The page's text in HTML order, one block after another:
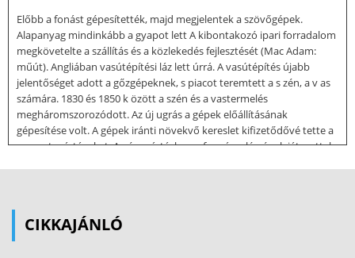
Előbb a fonást gépesítették, majd megjelentek a szövőgépek.
Alapanyag mindinkább a gyapot lett A kibontakozó ipari forradalom
megkövetelte a szállítás és a közlekedés fejlesztését (Mac Adam:
műút). Angliában vasútépítési láz lett úrrá. A vasútépítés újabb
jelentőséget adott a gőzgépeknek, s piacot teremtett a s zén, a v as
számára. 1830 és 1850 k özött a szén és a vastermelés
megháromszorozódott. Az új ugrás a gépek előállításának
gépesítése volt. A gépek iránti növekvő kereslet kifizetődővé tette a
sorozatgyártásukat. A gépgyártásban a f orgácsoló gépek játszottak
harmadára komoly világhatalmi tényező lett. Az ipari forradalom
CIKKAJÁNLÓ